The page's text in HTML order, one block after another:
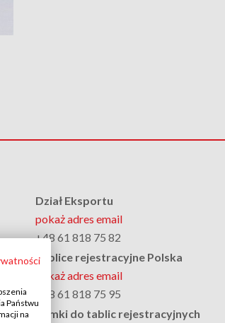
Dział Eksportu
pokaż adres email
+48 61 818 75 82
Tablice rejestracyjne Polska
pokaż adres email
+48 61 818 75 95
Ramki do tablic rejestracyjnych
Państwu
na